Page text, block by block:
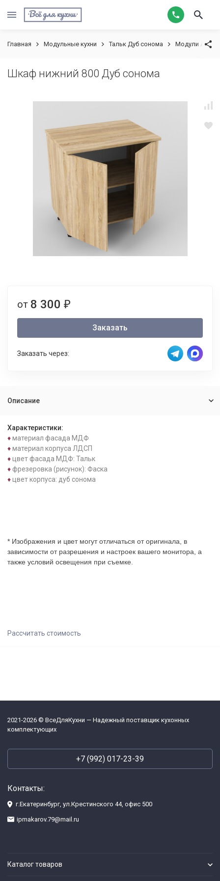
Главная Модульные кухни Тальк Дуб сонома Модули
Шкаф нижний 800 Дуб сонома
от 8 300 ₽
Заказать
Заказать через:
Описание
Характеристики:
♦материал фасада МДФ
♦материал корпуса ЛДСП
♦цвет фасада МДФ: Тальк
♦фрезеровка (рисунок): Фаска
♦цвет корпуса: дуб сонома
* Изображения и цвет могут отличаться от оригинала, в
зависимости от разрешения и настроек вашего монитора, а
также условий освещения при съемке.
Рассчитать стоимость
2021-2026 © ВсеДляКухни — Надежный поставщик кухонных
комплектующих
+7 (992) 017-23-39
Контакты:
г.Екатеринбург, ул.Крестинского 44, офис 500
ipmakarov.79@mail.ru
Каталог товаров